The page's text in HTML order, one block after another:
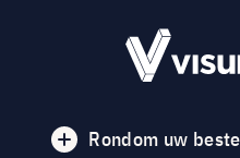
Rondom uw